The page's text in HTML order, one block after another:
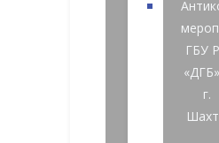
ГБУ
г.